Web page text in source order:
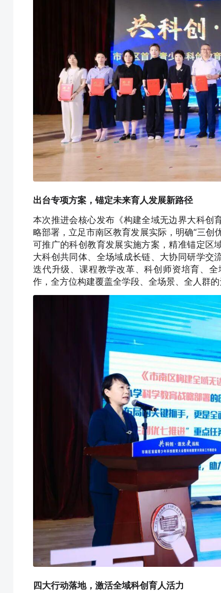
出台专项方案，锚定未来育人发展新路径
本次推进会核心发布《构建全域无边界大科创
略部署，立足市南区教育发展实际，明确“三创
可推广的科创教育发展实施方案，精准锚定区
大科创共同体、全场域成长链、大协同研学交
迭代升级、课程教学改革、科创师资培育、
作，全方位构建覆盖全学段、全场景、全人群
四大行动落地，激活全域科创育人活力